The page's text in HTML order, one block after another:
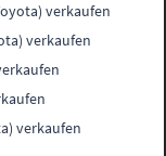
verkaufen
verkaufen
verkaufen